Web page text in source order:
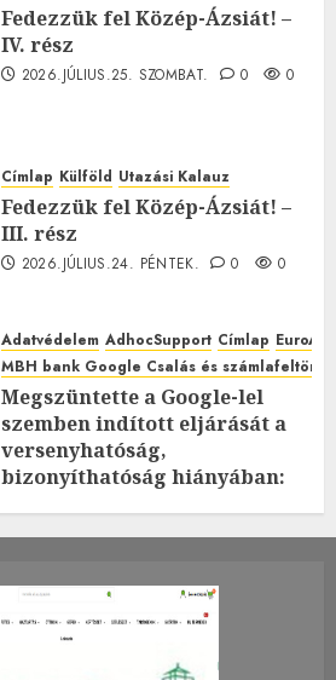
Fedezzük fel Közép-Ázsiát! –
IV. rész
2026.JÚLIUS.25. SZOMBAT. 0 0
Címlap Külföld Utazási Kalauz
Fedezzük fel Közép-Ázsiát! –
III. rész
2026.JÚLIUS.24. PÉNTEK. 0 0
Adatvédelem AdhocSupport Címlap
MBH bank Google Csalás és
Megszüntette a Google-lel
szemben indított eljárását a
versenyhatóság,
bizonyíthatóság hiányában:
2026.JÚLIUS.23. CSÜTÖRTÖK.
0